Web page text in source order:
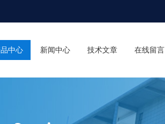
中心 新闻中心 技术文章 在线留言